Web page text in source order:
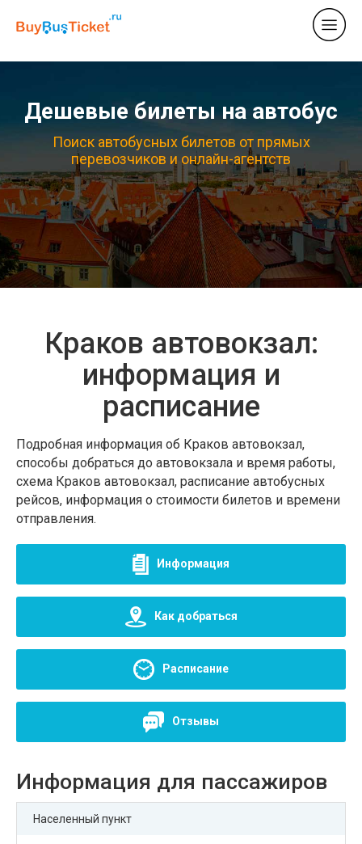
Дешевые билеты на автобус
Поиск автобусных билетов от прямых
перевозчиков и онлайн-агентств
Краков автовокзал:
информация и
расписание
Подробная информация об Краков автовокзал,
способы добраться до автовокзала и время работы,
схема Краков автовокзал, расписание автобусных
рейсов, информация о стоимости билетов и времени
отправления.
Информация
Как добраться
Расписание
Отзывы
Информация для пассажиров
Населенный пункт